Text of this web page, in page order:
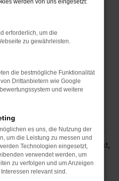
– Ihr
Chemnitz
Volvo XC40
Wir verraten
sich um die günstigste
handelt. Wie das
Sie mit uns über Ihren
Volvo XC40
eine Reihe von Modellen auf
Auswahl. Ein Pluspunkt,
für Chemnitz
Sie brauchen nicht zu
durchstarten. Preislich
werden von uns eingesetzt:
erforderlich, um die
zu gewährleisten.
die bestmögliche Funktionalität
Drittanbietern wie Google
und weitere
es uns, die Nutzung der
um die Leistung zu messen und
Technologien eingesetzt,
verwendet werden, um
zu verfolgen und um Anzeigen
relevant sind.